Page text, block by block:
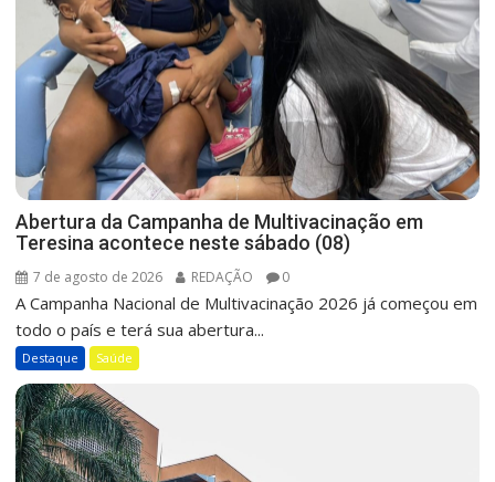
Abertura da Campanha de Multivacinação em
Teresina acontece neste sábado (08)
7 de agosto de 2026 REDAÇÃO 0
A Campanha Nacional de Multivacinação 2026 já começou em
todo o país e terá sua abertura...
Destaque Saúde